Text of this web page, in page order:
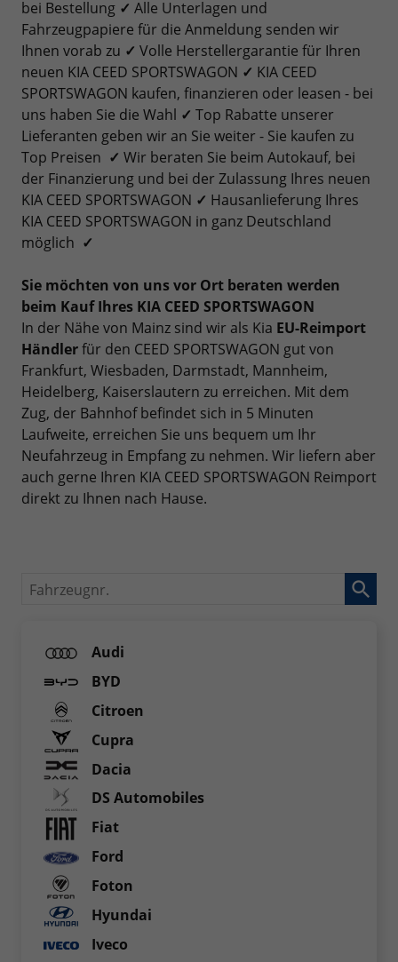
bei Bestellung ✓ Alle Unterlagen und
Fahrzeugpapiere für die Anmeldung senden wir
Ihnen vorab zu ✓ Volle Herstellergarantie für Ihren
neuen KIA CEED SPORTSWAGON ✓ KIA CEED
SPORTSWAGON kaufen, finanzieren oder leasen - bei
uns haben Sie die Wahl ✓ Top Rabatte unserer
Lieferanten geben wir an Sie weiter - Sie kaufen zu
Top Preisen ✓ Wir beraten Sie beim Autokauf, bei
der Finanzierung und bei der Zulassung Ihres neuen
KIA CEED SPORTSWAGON ✓ Hausanlieferung Ihres
KIA CEED SPORTSWAGON in ganz Deutschland
möglich ✓
Sie möchten von uns vor Ort beraten werden
beim Kauf Ihres KIA CEED SPORTSWAGON
In der Nähe von Mainz sind wir als Kia EU-Reimport
Händlerfür den CEED SPORTSWAGON gut von
Frankfurt, Wiesbaden, Darmstadt, Mannheim,
Heidelberg, Kaiserslautern zu erreichen. Mit dem
Zug, der Bahnhof befindet sich in 5 Minuten
Laufweite, erreichen Sie uns bequem um Ihr
Neufahrzeug in Empfang zu nehmen. Wir liefern aber
auch gerne Ihren KIA CEED SPORTSWAGON Reimport
direkt zu Ihnen nach Hause.
Fahrzeugnr.
Audi
BYD
Citroen
Cupra
Dacia
DS Automobiles
Fiat
Ford
Foton
Hyundai
Iveco